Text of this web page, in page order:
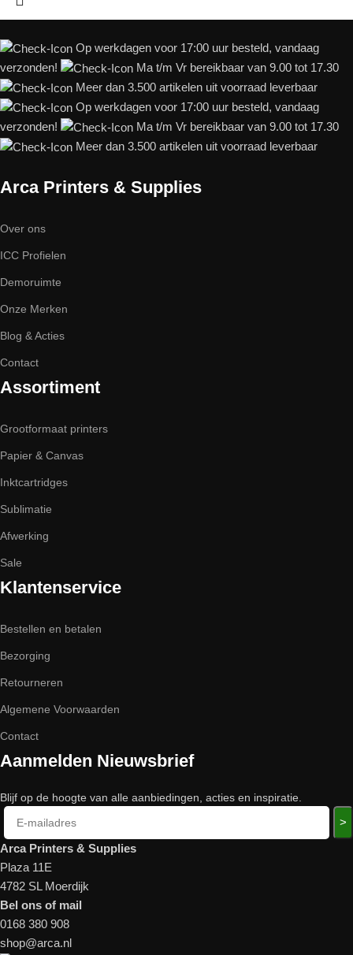
Op werkdagen voor 17:00 uur besteld, vandaag
verzonden!
Ma t/m Vr bereikbaar van 9.00 tot 17.30
Meer dan 3.500 artikelen uit voorraad leverbaar
Op werkdagen voor 17:00 uur besteld, vandaag
verzonden!
Ma t/m Vr bereikbaar van 9.00 tot 17.30
Meer dan 3.500 artikelen uit voorraad leverbaar
Arca Printers & Supplies
Over ons
ICC Profielen
Demoruimte
Onze Merken
Blog & Acties
Contact
Assortiment
Grootformaat printers
Papier & Canvas
Inktcartridges
Sublimatie
Afwerking
Sale
Klantenservice
Bestellen en betalen
Bezorging
Retourneren
Algemene Voorwaarden
Contact
Aanmelden Nieuwsbrief
Blijf op de hoogte van alle aanbiedingen, acties en inspiratie.
>
Arca Printers & Supplies
Plaza 11E
4782 SL Moerdijk
Bel ons of mail
0168 380 908
shop@arca.nl